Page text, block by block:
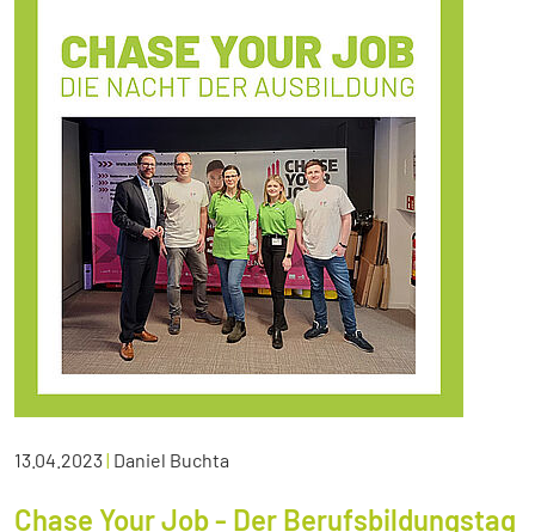
13.04.2023| Daniel Buchta
Chase Your Job - Der Berufsbildungstag